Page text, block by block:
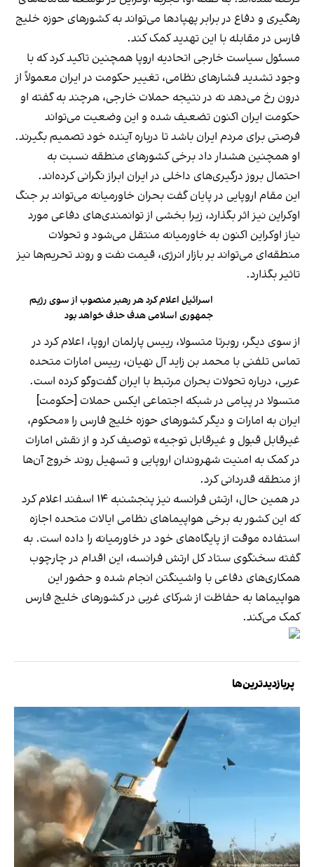
رهگیری و دفاع در برابر پهپادها می‌تواند به کشورهای حوزه خلیج
فارس در مقابله با این تهدید کمک کند.
مسئول سیاست خارجی اتحادیه اروپا همچنین تاکید کرد که با
وجود تشدید فشارهای نظامی، تغییر حکومت در ایران معمولاً از
درون رخ می‌دهد نه در نتیجه حملات خارجی، هرچند به گفته او
حکومت ایران اکنون تضعیف شده و این وضعیت می‌تواند
فرصتی برای مردم ایران باشد تا درباره آینده خود تصمیم بگیرند.
او همچنین هشدار داد برخی کشورهای منطقه نسبت به
احتمال بروز درگیری‌های داخلی در ایران ابراز نگرانی کرده‌اند.
این مقام اروپایی در پایان گفت بحران خاورمیانه می‌تواند بر جنگ
اوکراین نیز اثر بگذارد، زیرا بخشی از توانمندی‌های دفاعی مورد
نیاز اوکراین اکنون به خاورمیانه منتقل می‌شود و تحولات
منطقه‌ای می‌تواند بر بازار انرژی، قیمت نفت و روند تحریم‌ها نیز
تاثیر بگذارد.
اسرائیل اعلام کرد هر رهبر منصوب از سوی رژیم
جمهوری اسلامی هدف حذف خواهد بود
از سوی دیگر، روبرتا متسولا، رییس پارلمان اروپا، اعلام کرد در
تماس تلفنی با محمد بن زاید آل نهیان، رییس امارات متحده
عربی، درباره تحولات بحران مرتبط با ایران گفت‌وگو کرده است.
متسولا در پیامی در شبکه اجتماعی ایکس حملات [حکومت]
ایران به امارات و دیگر کشورهای حوزه خلیج فارس را «محکوم،
غیرقابل قبول و غیرقابل توجیه» توصیف کرد و از نقش امارات
در کمک به امنیت شهروندان اروپایی و تسهیل روند خروج آن‌ها
از منطقه قدردانی کرد.
در همین حال، ارتش فرانسه نیز پنجشنبه ۱۴ اسفند اعلام کرد
که این کشور به برخی هواپیماهای نظامی ایالات متحده اجازه
استفاده موقت از پایگاه‌های خود در خاورمیانه را داده است. به
گفته سخنگوی ستاد کل ارتش فرانسه، این اقدام در چارچوب
همکاری‌های دفاعی با واشینگتن انجام شده و حضور این
هواپیماها به حفاظت از شرکای غربی در کشورهای خلیج فارس
کمک می‌کند.
پربازدیدترین‌ها